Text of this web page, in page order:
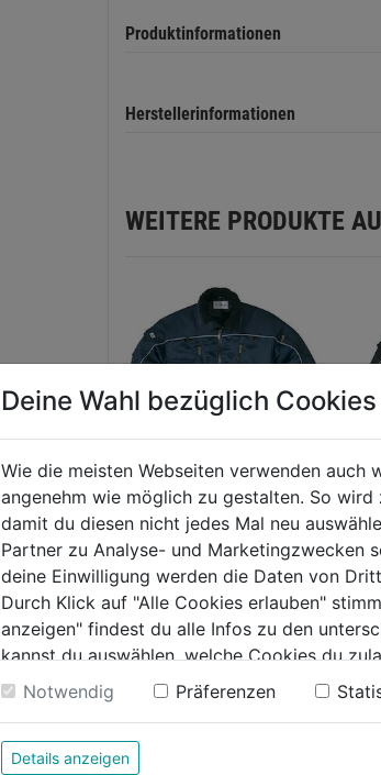
Produktinformationen
Herstellerinformationen
WEITERE PRODUKTE
Fliegerjacke 100498
dunkelblau
0.0 (0)
0.0
von
5
Sternen.
169,99€
Deine Wahl bezüglich
Wie die meisten Webseiten verwenden auch
angenehm wie möglich zu gestalten. So
damit du diesen nicht jedes Mal neu
Partner zu Analyse- und Marketingzwecken
deine Einwilligung werden die Daten von
Durch Klick auf "Alle Cookies erlauben"
anzeigen" findest du alle Infos zu den
kannst du auswählen, welche Cookies du
Weitere Informationen findest du in unserer
Notwendig Präferenzen
Details anzeigen